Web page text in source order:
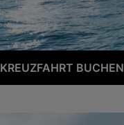
KREUZFAHRT BUCHEN